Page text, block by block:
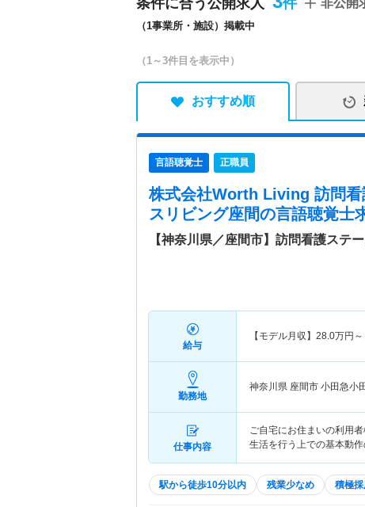
籍しており、事例検討や勉
ADLの改善だけでなく、看
や、「地域のNST」として
活気があり、コミュニケー
す。 オープンから間もない
ます。 「地域の利用者さん
めに、支援を必要とされて
う。
条件に合う公開求人
（1事業所・施設）掲載中
非公開
（1～3件目を表示中）
おすすめ順
言語聴覚士 正職員
株式会社Worth Living 訪問看
スリビング座間の言語聴覚士
【神奈川県／座間市】訪問看護ステ
給与
【モデル月収】 28.0万円～
勤務地
神奈川県 座間市 小田急小
仕事内容
ご自宅にお住まいの利用
生活を行う上での基本動
駅から徒歩10分以内 残業少なめ 積極採